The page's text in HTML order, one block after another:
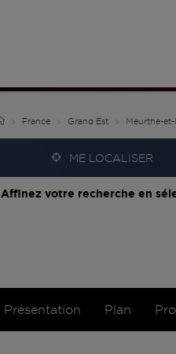
France Grand Est Meurthe-
ME LOCALISER
Affinez votre recherche en
Présentation Plan